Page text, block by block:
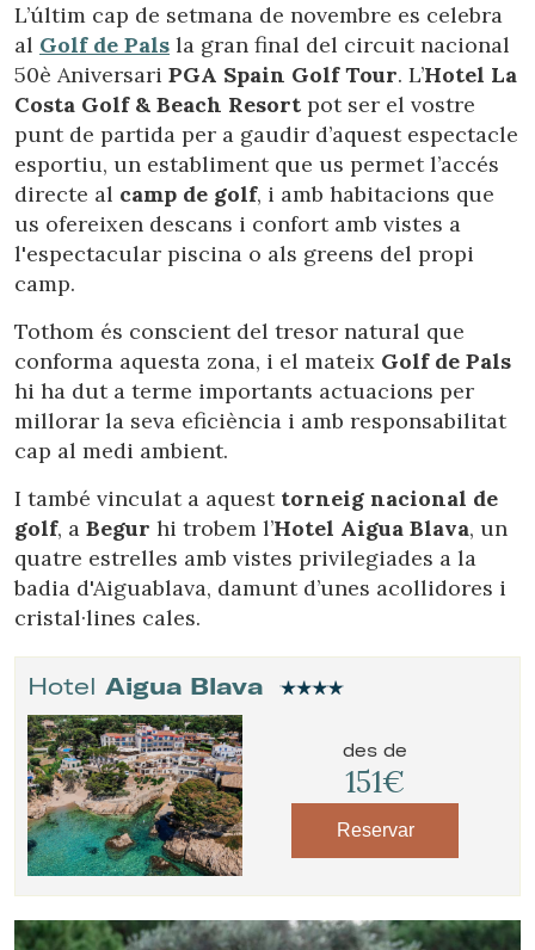
L’últim cap de setmana de novembre es celebra
al Golf de Pals la gran final del circuit nacional
50è Aniversari PGA Spain Golf Tour. L’Hotel La
Costa Golf & Beach Resort pot ser el vostre
punt de partida per a gaudir d’aquest espectacle
esportiu, un establiment que us permet l’accés
directe al camp de golf, i amb habitacions que
us ofereixen descans i confort amb vistes a
l'espectacular piscina o als greens del propi
camp.
Tothom és conscient del tresor natural que
conforma aquesta zona, i el mateix Golf de Pals
hi ha dut a terme importants actuacions per
millorar la seva eficiència i amb responsabilitat
cap al medi ambient.
I també vinculat a aquest torneig nacional de
golf, a Begur hi trobem l’Hotel Aigua Blava, un
quatre estrelles amb vistes privilegiades a la
badia d'Aiguablava, damunt d’unes acollidores i
cristal·lines cales.
Hotel Aigua Blava
des de
151€
Reservar
Modificar cookies
Tècniques i funcionals
Sempre activades